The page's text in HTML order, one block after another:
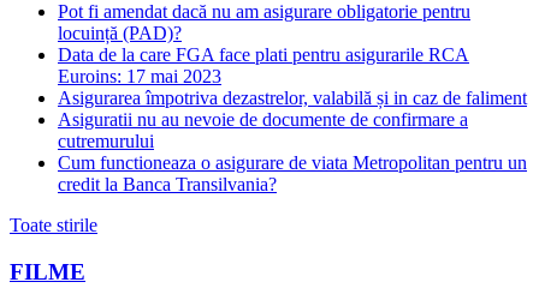
Pot fi amendat dacă nu am asigurare obligatorie pentru
locuință (PAD)?
Data de la care FGA face plati pentru asigurarile RCA
Euroins: 17 mai 2023
Asigurarea împotriva dezastrelor, valabilă și in caz de faliment
Asiguratii nu au nevoie de documente de confirmare a
cutremurului
Cum functioneaza o asigurare de viata Metropolitan pentru un
credit la Banca Transilvania?
Toate stirile
FILME